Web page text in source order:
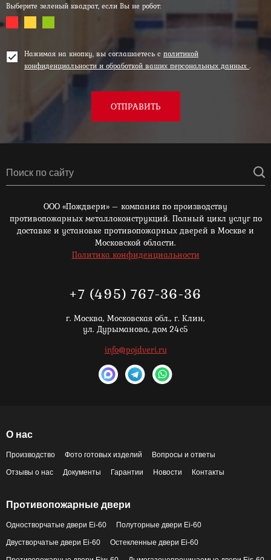
Выберите зеленый квадрат, если Вы не робот:
Нажимая на кнопку, вы соглашаетесь с политикой
конфиденциальности и обработкой ваших персональных данных .
ОТПРАВИТЬ
ООО «Пождвери» – компания по производству
противопожарных металлоконструкций. Полный цикл услуг по
доставке и установке противопожарных дверей в Москве и
Московской области.
Политика конфиденциальности
+7 (495) 767-36-36
г. Москва, Московская обл., г. Клин,
ул. Дурыманова, дом 24с5
info@pojdveri.ru
О нас
Производство Фото готовых изделий Вопросы и ответы
Отзывы о нас Документы Гарантии Новости Контакты
Противопожарные двери
Одностворчатые двери Ei-60 Полуторные двери Ei-60
Двустворчатые двери Ei-60 Остекленные двери Ei-60